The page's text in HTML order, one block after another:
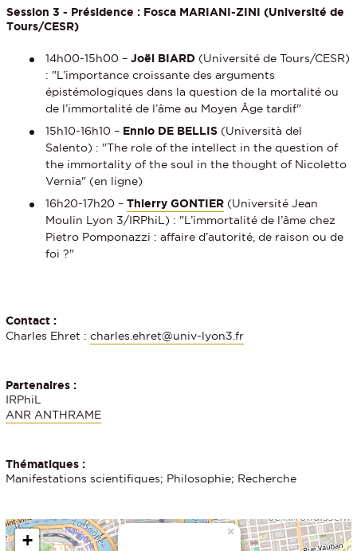
Session 3 - Présidence : Fosca MARIANI-ZINI (Université de
Tours/CESR)
14h00-15h00 –Joël BIARD (Université de Tours/CESR)
: "L’importance croissante des arguments
épistémologiques dans la question de la mortalité ou
de l’immortalité de l’âme au Moyen Âge tardif"
15h10-16h10 – Ennio DE BELLIS (Università del
Salento) : "The role of the intellect in the question of
the immortality of the soul in the thought of Nicoletto
Vernia" (en ligne)
16h20-17h20 –Thierry GONTIER (Université Jean
Moulin Lyon 3/IRPhiL) : "L’immortalité de l’âme chez
Pietro Pomponazzi : affaire d’autorité, de raison ou de
foi ?"
Contact :
Charles Ehret : charles.ehret@univ-lyon3.fr
Partenaires :
IRPhiL
ANR ANTHRAME
Thématiques :
Manifestations scientifiques; Philosophie; Recherche
×
+